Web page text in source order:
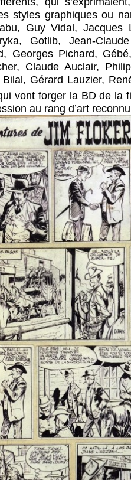
styles graphiques ou
Guy Vidal, Jacques
Gotlib, Jean-
Georges Pichard,
Claude Auclair,
Bilal, Gérard Lauzier,
vont forger la BD de la
au rang d’art